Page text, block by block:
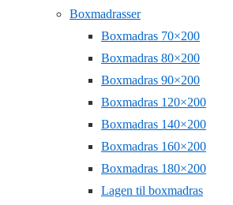
Boxmadrasser
Boxmadras 70×200
Boxmadras 80×200
Boxmadras 90×200
Boxmadras 120×200
Boxmadras 140×200
Boxmadras 160×200
Boxmadras 180×200
Lagen til boxmadras